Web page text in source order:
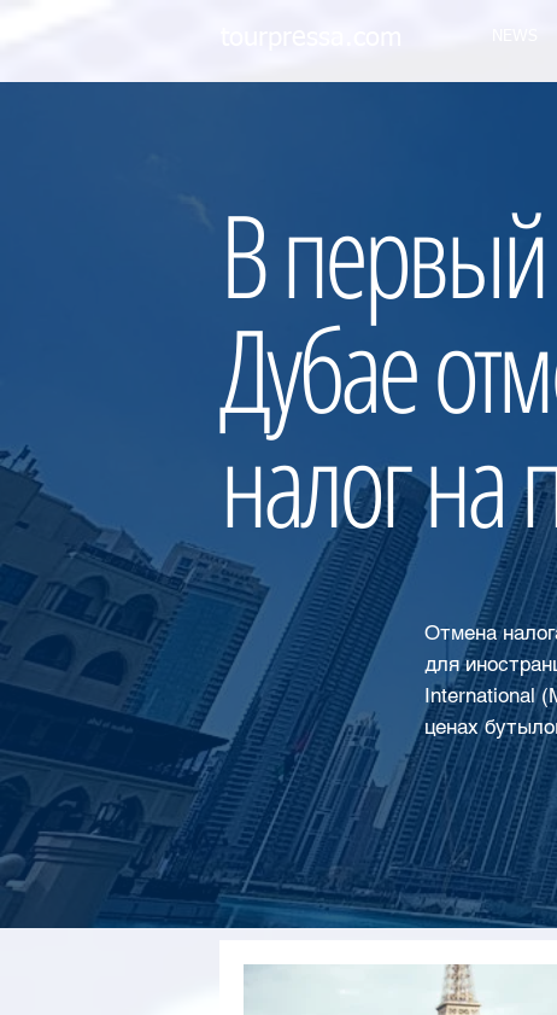
В
Дубае
налог на
Отмена
для
International
ценах